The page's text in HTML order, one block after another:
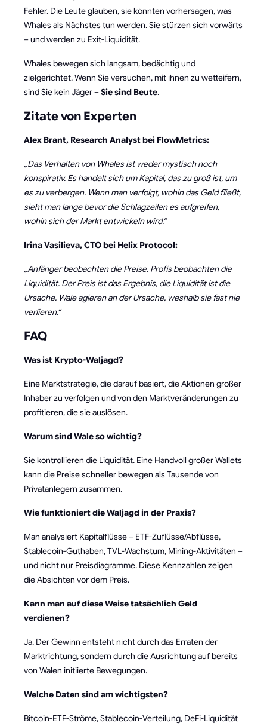
Fehler. Die Leute glauben, sie könnten vorhersagen, was
Whales als Nächstes tun werden. Sie stürzen sich vorwärts
– und werden zu Exit-Liquidität.
Whales bewegen sich langsam, bedächtig und
zielgerichtet. Wenn Sie versuchen, mit ihnen zu wetteifern,
sind Sie kein Jäger –Sie sind Beute.
Zitate von Experten
Alex Brant, Research Analyst bei FlowMetrics:
„Das Verhalten von Whales ist weder mystisch noch
konspirativ. Es handelt sich um Kapital, das zu groß ist, um
es zu verbergen. Wenn man verfolgt, wohin das Geld fließt,
sieht man lange bevor die Schlagzeilen es aufgreifen,
wohin sich der Markt entwickeln wird.“
Irina Vasilieva, CTO bei Helix Protocol:
„Anfänger beobachten die Preise. Profis beobachten die
Liquidität. Der Preis ist das Ergebnis, die Liquidität ist die
Ursache. Wale agieren an der Ursache, weshalb sie fast nie
verlieren.“
FAQ
Was ist Krypto-Waljagd?
Eine Marktstrategie, die darauf basiert, die Aktionen großer
Inhaber zu verfolgen und von den Marktveränderungen zu
profitieren, die sie auslösen.
Warum sind Wale so wichtig?
Sie kontrollieren die Liquidität. Eine Handvoll großer Wallets
kann die Preise schneller bewegen als Tausende von
Privatanlegern zusammen.
Wie funktioniert die Waljagd in der Praxis?
Man analysiert Kapitalflüsse – ETF-Zuflüsse/Abflüsse,
Stablecoin-Guthaben, TVL-Wachstum, Mining-Aktivitäten –
und nicht nur Preisdiagramme. Diese Kennzahlen zeigen
die Absichten vor dem Preis.
Kann man auf diese Weise tatsächlich Geld
verdienen?
Ja. Der Gewinn entsteht nicht durch das Erraten der
Marktrichtung, sondern durch die Ausrichtung auf bereits
von Walen initiierte Bewegungen.
Welche Daten sind am wichtigsten?
Bitcoin-ETF-Ströme, Stablecoin-Verteilung, DeFi-Liquidität